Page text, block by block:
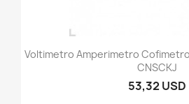
Voltimetro Amperimetro
CNSCKJ
53,32 USD